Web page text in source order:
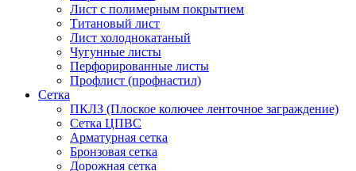
Лист с полимерным покрытием
Титановый лист
Лист холоднокатаный
Чугунные листы
Перфорированные листы
Профлист (профнастил)
Сетка
ПКЛЗ (Плоское колючее ленточное заграждение)
Сетка ЦПВС
Арматурная сетка
Бронзовая сетка
Дорожная сетка